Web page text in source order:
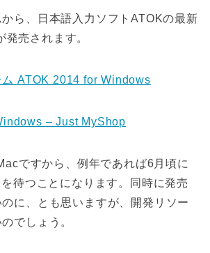
ら、日本語入力ソフトATOKの最新
売されます。
ム ATOK 2014 for Windows
– Just MyShop
ですから、例年であれば6月頃に
待つことになります。同時に発売
に、とも思いますが、開発リソー
でしょう。